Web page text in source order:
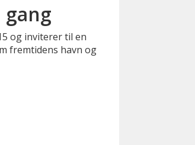
gang
og inviterer til en
fremtidens havn og